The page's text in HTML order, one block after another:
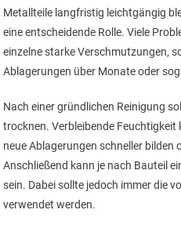
Metallteile langfristig leichtgängig
eine entscheidende Rolle. Viele
einzelne starke Verschmutzungen,
Ablagerungen über Monate oder
Nach einer gründlichen Reinigung
trocknen. Verbleibende
neue Ablagerungen schneller
Anschließend kann je nach Bauteil
sein. Dabei sollte jedoch immer die
verwendet werden.